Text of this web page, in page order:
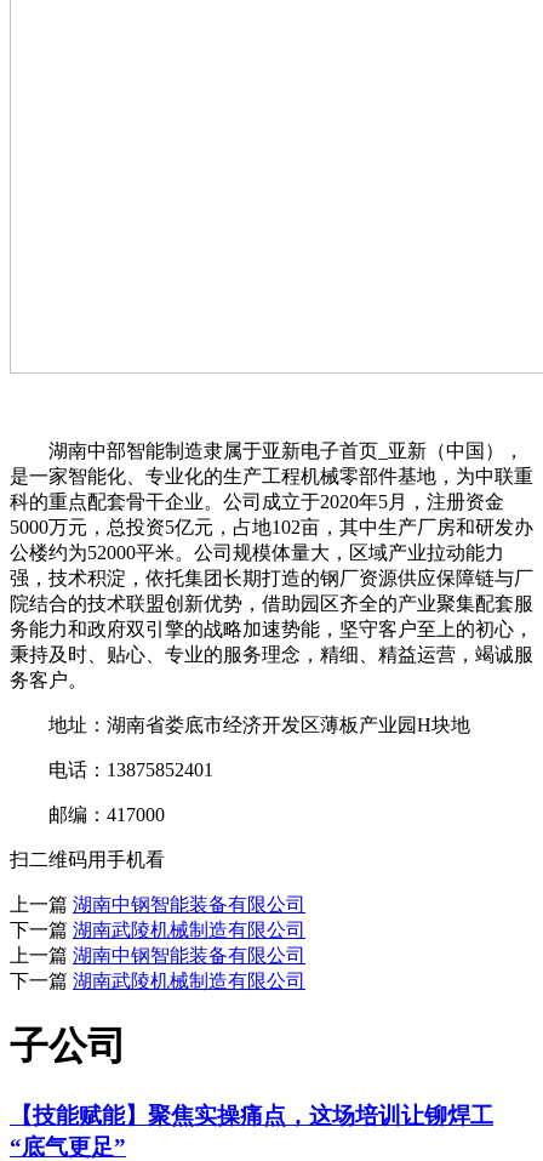
湖南中部智能制造隶属于亚新电子首页_亚新（中国），
是一家智能化、专业化的生产工程机械零部件基地，为中联重
科的重点配套骨干企业。公司成立于2020年5月，注册资金
5000万元，总投资5亿元，占地102亩，其中生产厂房和研发办
公楼约为52000平米。公司规模体量大，区域产业拉动能力
强，技术积淀，依托集团长期打造的钢厂资源供应保障链与厂
院结合的技术联盟创新优势，借助园区齐全的产业聚集配套服
务能力和政府双引擎的战略加速势能，坚守客户至上的初心，
秉持及时、贴心、专业的服务理念，精细、精益运营，竭诚服
务客户。
地址：湖南省娄底市经济开发区薄板产业园H块地
电话：13875852401
邮编：417000
扫二维码用手机看
上一篇 湖南中钢智能装备有限公司
下一篇 湖南武陵机械制造有限公司
上一篇 湖南中钢智能装备有限公司
下一篇 湖南武陵机械制造有限公司
子公司
【技能赋能】聚焦实操痛点，这场培训让铆焊工
“底气更足”